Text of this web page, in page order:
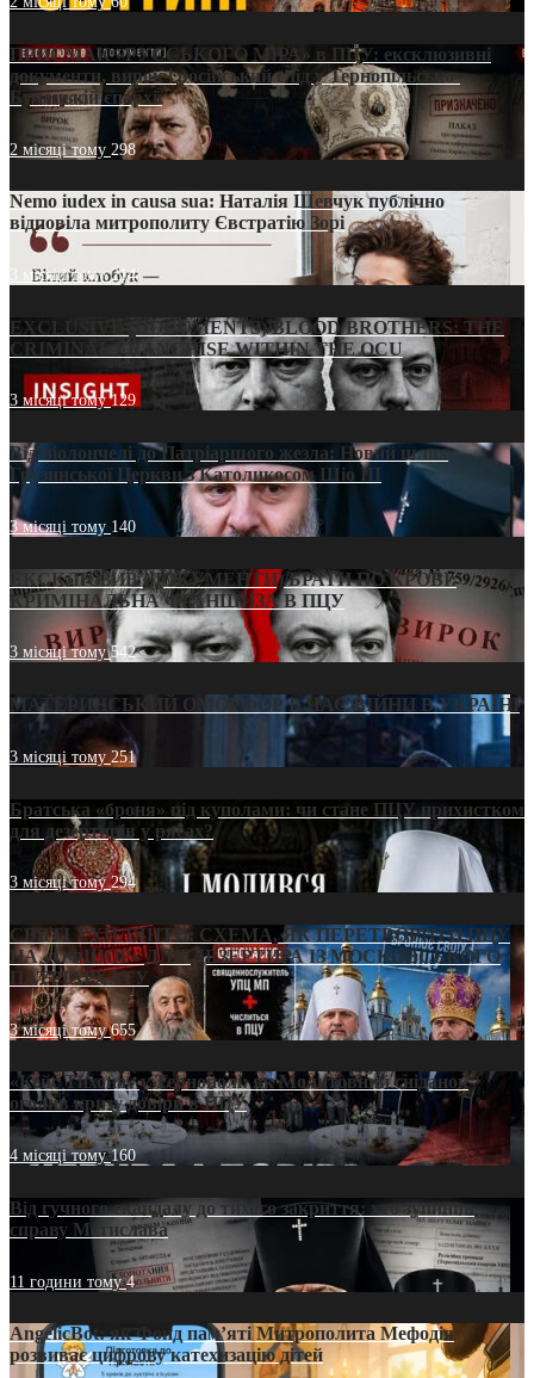
ПРИСМАК «РУССЬКОГО МІРА» в ПЦУ: ексклюзивні
документи, вирок і російський слід у Тернопільсько-
Бучацькій єпархії
2 місяці тому 298
Nemo iudex in causa sua: Наталія Шевчук публічно
відповіла митрополиту Євстратію Зорі
3 місяці тому214
EXCLUSIVE (DOCUMENTS)/BLOOD BROTHERS: THE
CRIMINAL FRANCHISE WITHIN THE OCU
3 місяці тому129
Від віолончелі до Патріаршого жезла: Новий шлях
Грузинської Церкви з Католикосом Шіо III
3 місяці тому 140
ЕКСКЛЮЗИВ (ДОКУМЕНТИ)/БРАТИ ПО КРОВІ:
КРИМІНАЛЬНА ФРАНШИЗА В ПЦУ
3 місяці тому542
МАТЕРИНСЬКИЙ ОМОРФОР В ЧАС ВІЙНИ В УКРАЇНІ
3 місяці тому251
Братська «броня» під куполами: чи стане ПЦУ прихистком
для дезертирів у рясах?
3 місяці тому294
СВЯТІ УХИЛЯНТИ: СХЕМА, ЯК ПЕРЕТВОРИТИ ПЦУ
НА «ОФШОР» ДЛЯ ДЕЗЕРТИРА ІЗ МОСКОВСЬКОГО
ПАТРІАРХАТУ
3 місяці тому655
«Кейс Тихона» у Тернополі: як Молитовний сніданок
оголив кризу довіри в ПЦУ
4 місяці тому160
Від гучного скандалу до тихого закриття: хто зупинив
справу Мстислава
11 години тому4
AngelicBot: як Фонд пам’яті Митрополита Мефодія
розвиває цифрову катехизацію дітей